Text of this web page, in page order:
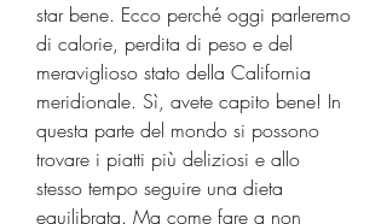
star bene. Ecco perché oggi parleremo
di calorie, perdita di peso e del
meraviglioso stato della California
meridionale. Sì, avete capito bene! In
questa parte del mondo si possono
trovare i piatti più deliziosi e allo
stesso tempo seguire una dieta
equilibrata. Ma come fare a non